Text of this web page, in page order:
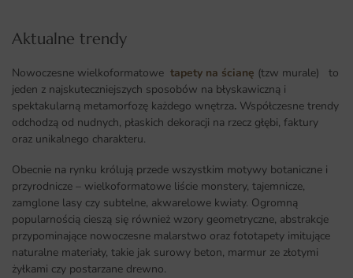
Aktualne trendy​
Nowoczesne wielkoformatowe tapety na ścianę (tzw murale) to
jeden z najskuteczniejszych sposobów na błyskawiczną i
spektakularną metamorfozę każdego wnętrza. Współczesne trendy
odchodzą od nudnych, płaskich dekoracji na rzecz głębi, faktury
oraz unikalnego charakteru.
Obecnie na rynku królują przede wszystkim motywy botaniczne i
przyrodnicze – wielkoformatowe liście monstery, tajemnicze,
zamglone lasy czy subtelne, akwarelowe kwiaty. Ogromną
popularnością cieszą się również wzory geometryczne, abstrakcje
przypominające nowoczesne malarstwo oraz fototapety imitujące
naturalne materiały, takie jak surowy beton, marmur ze złotymi
żyłkami czy postarzane drewno.